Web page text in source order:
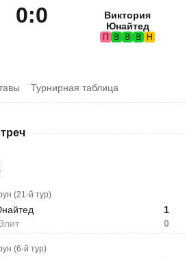
0:0
Виктория
Юнайтед
П В В В Н
Турнирная таблица
(21-й тур)
1
0
(6-й тур)